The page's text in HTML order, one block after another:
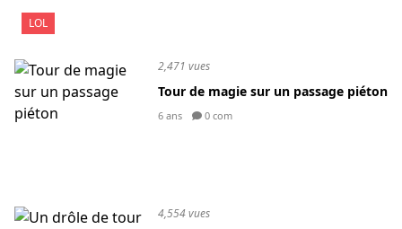
LOL
2,471 vues
Tour de magie sur un passage piéton
6 ans 0 com
4,554 vues